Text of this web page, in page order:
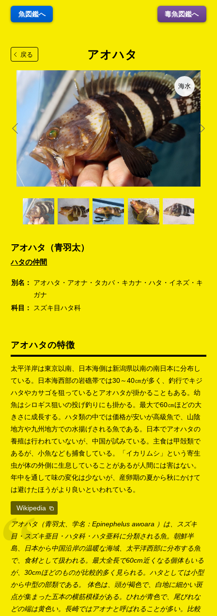
魚図鑑へ 毒魚図鑑へ
戻る アオハタ
海水
アオハタ（青羽太）
ハタの仲間
別名：
アオハタ・アオナ・タカバ・キカナ・ハタ・イネズ・キ
ガナ
科目：
スズキ目ハタ科
アオハタの特徴
太平洋岸は東京以南、日本海側は新潟県以南の南日本に分布し
ている。日本海西部の岩礁帯では30～40㎝が多く、釣行でキジ
ハタやカサゴを狙っているとアオハタが掛かることもある。幼
魚はシロギス狙いの投げ釣りにも掛かる。最大で60㎝ほどの大
きさに成長する。ハタ類の中では価格が安いが高級魚で、山陰
地方や九州地方での水揚げされる魚である。日本でアオハタの
養殖は行われていないが、中国が試みている。主食は甲殻類で
あるが、小魚なども捕食している。「イカリムシ」という寄生
虫が体の外側に生息していることがあるが人間には害はない。
年中を通して味の変化は少ないが、産卵期の夏から秋にかけて
は避けたほうがより良いといわれている。
Wikipedia
アオハタ（青羽太、学名：Epinephelus awoara ）は、スズキ
目・スズキ亜目・ハタ科・ハタ亜科に分類される魚。朝鮮半
島、日本から中国沿岸の温暖な海域、太平洋西部に分布する魚
で、食材として扱われる。最大全長で60cm近くなる個体もいる
が、30cmほどのものが比較的多く見られる。ハタとしては小型
から中型の部類である。 体色は、頭が褐色で、白地に細かい斑
点が集まった五本の横筋模様がある。ひれが青色で、尾びれな
どの端は黄色い。長崎ではアオナと呼ばれることが多い。比較